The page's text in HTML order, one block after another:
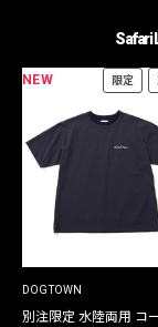
Safari
NEW 限定
DOGTOWN
別注限定 水陸両用 コ